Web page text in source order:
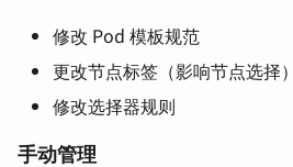
修改 Pod 模板规范
更改节点标签（影响节点选择）
修改选择器规则
手动管理